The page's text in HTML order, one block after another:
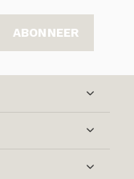
ABONNEER